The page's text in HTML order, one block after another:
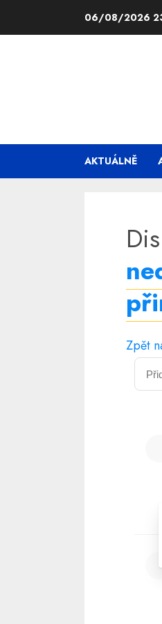
06/08/2026
AKTUÁLNĚ
Zpět